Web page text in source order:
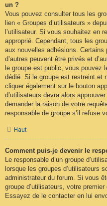
un ?
Vous pouvez consulter tous les
lien « Groupes d’utilisateurs »
l’utilisateur. Si vous souhaitez en
approprié. Cependant, tous les
aux nouvelles adhésions. Certains
d’autres peuvent être privés et
le groupe est public, vous pouvez
dédié. Si le groupe est restreint et
cliquer également sur le bouton
d’utilisateurs devra alors
demander la raison de votre
responsable de groupe s’il refuse
Haut
Comment puis-je devenir le
Le responsable d’un groupe
lorsque les groupes d’utilisateurs
administrateur du forum. Si vous
groupe d’utilisateurs, votre
Essayez de le contacter en lui